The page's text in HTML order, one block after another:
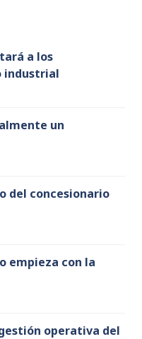
a los
industrial
un
del concesionario
empieza con la
operativa del